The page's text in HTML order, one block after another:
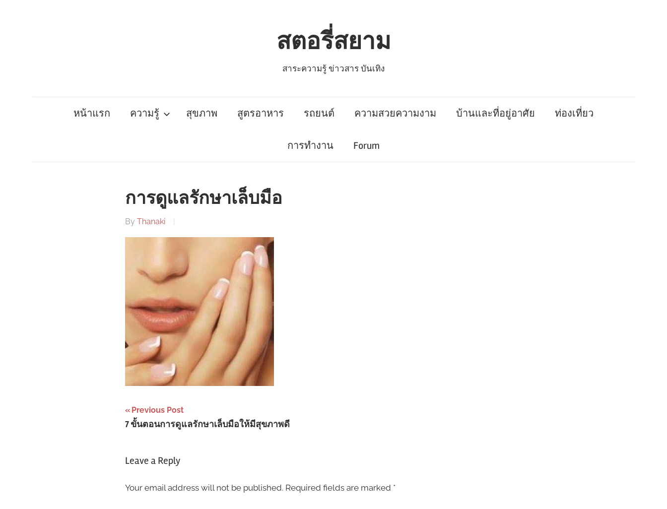
สตอรี่สยาม
สาระความรู้ ข่าวสาร บันเทิง
หน้าแรก ความรู้ สุขภาพ สูตรอาหาร รถยนต์ ความสวยความงาม บ้านและที่อยู่อาศัย ท่องเที่ยว
การทำงาน Forum
การดูแลรักษาเล็บมือ
By Thanaki
Post
navigation
Previous Post
7 ขั้นตอนการดูแลรักษาเล็บมือให้มีสุขภาพดี
Leave a Reply
Your email address will not be published. Required fields are marked *